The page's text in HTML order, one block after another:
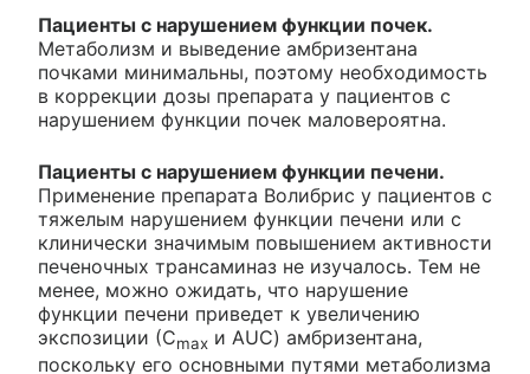
Пациенты с нарушением функции почек.
Метаболизм и выведение амбризентана
почками минимальны, поэтому необходимость
в коррекции дозы препарата у пациентов с
нарушением функции почек маловероятна.
Пациенты с нарушением функции печени.
Применение препарата Волибрис у пациентов с
тяжелым нарушением функции печени или с
клинически значимым повышением активности
печеночных трансаминаз не изучалось. Тем не
менее, можно ожидать, что нарушение
функции печени приведет к увеличению
экспозиции (Сmax и AUC) амбризентана,
поскольку его основными путями метаболизма